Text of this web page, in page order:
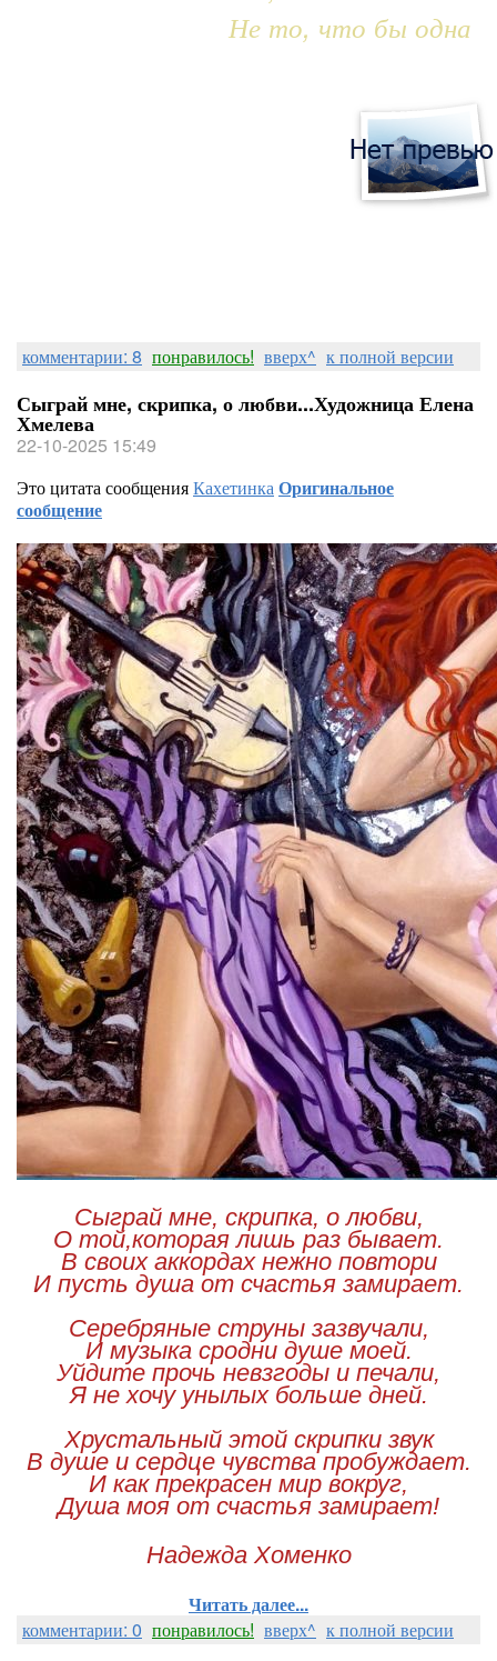
Не то, что бы одна
комментарии: 8 понравилось! вверх^ к полной версии
Сыграй мне, скрипка, о любви...Художница Елена
Хмелева
22-10-2025 15:49
Это цитата сообщенияКахетинкаОригинальное
сообщение
Сыграй мне, скрипка, о любви,
О той,которая лишь раз бывает.
В своих аккордах нежно повтори
И пусть душа от счастья замирает.
Серебряные струны зазвучали,
И музыка сродни душе моей.
Уйдите прочь невзгоды и печали,
Я не хочу унылых больше дней.
Хрустальный этой скрипки звук
В душе и сердце чувства пробуждает.
И как прекрасен мир вокруг,
Душа моя от счастья замирает!
Надежда Хоменко
Читать далее...
комментарии: 0 понравилось! вверх^ к полной версии